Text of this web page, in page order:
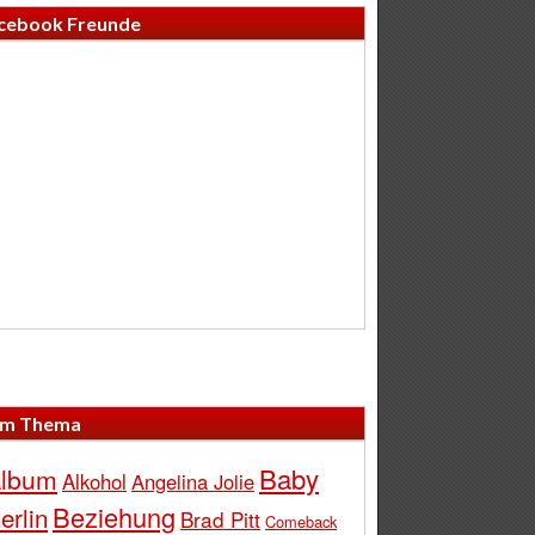
Freunde
Thema
Alkohol Angelina Jolie Baby
Beziehung Brad Pitt Comeback